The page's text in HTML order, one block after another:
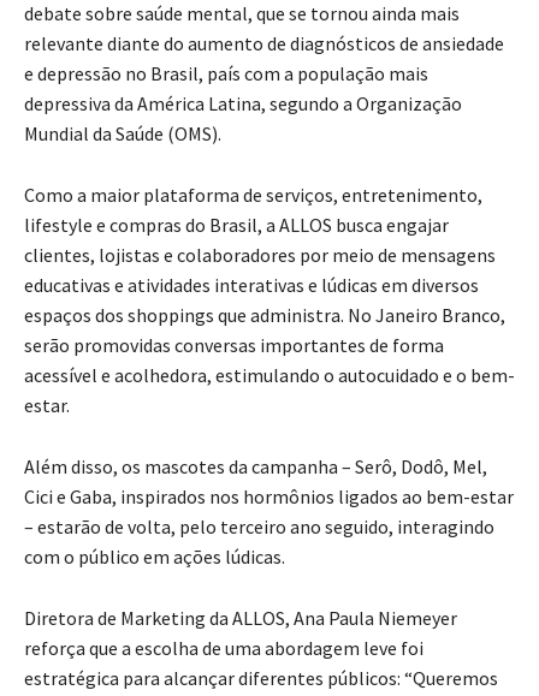
debate sobre saúde mental, que se tornou ainda mais
relevante diante do aumento de diagnósticos de ansiedade
e depressão no Brasil, país com a população mais
depressiva da América Latina, segundo a Organização
Mundial da Saúde (OMS).
Como a maior plataforma de serviços, entretenimento,
lifestyle e compras do Brasil, a ALLOS busca engajar
clientes, lojistas e colaboradores por meio de mensagens
educativas e atividades interativas e lúdicas em diversos
espaços dos shoppings que administra. No Janeiro Branco,
serão promovidas conversas importantes de forma
acessível e acolhedora, estimulando o autocuidado e o bem-
estar.
Além disso, os mascotes da campanha – Serô, Dodô, Mel,
Cici e Gaba, inspirados nos hormônios ligados ao bem-estar
– estarão de volta, pelo terceiro ano seguido, interagindo
com o público em ações lúdicas.
Diretora de Marketing da ALLOS, Ana Paula Niemeyer
reforça que a escolha de uma abordagem leve foi
estratégica para alcançar diferentes públicos: “Queremos